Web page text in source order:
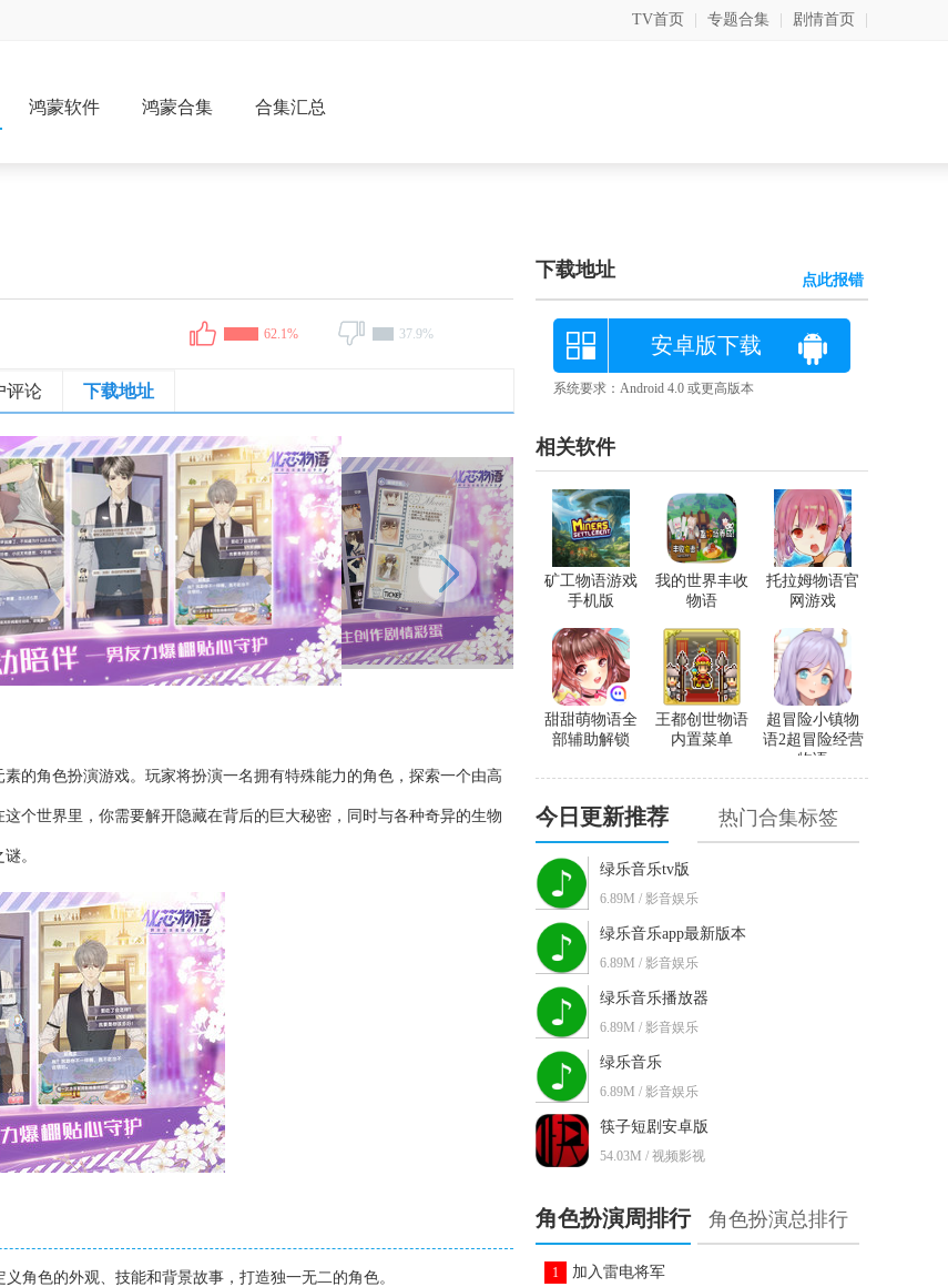
TV首页 专题合集 剧情首页
鸿蒙软件 鸿蒙合集 合集汇总
62.1% 37.9%
评论 下载地址
素的角色扮演游戏。玩家将扮演一名拥有特殊能力的角色，探索一个由高
个世界里，你需要解开隐藏在背后的巨大秘密，同时与各种奇异的生物
。
角色的外观、技能和背景故事，打造独一无二的角色。
下载地址 点此报错
安卓版下载
系统要求：Android 4.0 或更高版本
相关软件
托拉姆物语官
网游戏
我的世界丰收
物语
矿工物语游戏
手机版
超冒险小镇物
语2超冒险经营
物语
王都创世物语
内置菜单
甜甜萌物语全
部辅助解锁
今日更新推荐 热门合集标签
绿乐音乐tv版
6.89M / 影音娱乐
绿乐音乐app最新版本
6.89M / 影音娱乐
绿乐音乐播放器
6.89M / 影音娱乐
绿乐音乐
6.89M / 影音娱乐
筷子短剧安卓版
54.03M / 视频影视
角色扮演周排行 角色扮演总排行
1
加入雷电将军